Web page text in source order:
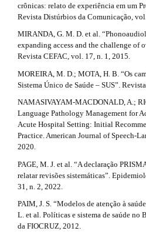
crônicas: relato de experiência em um
Revista Distúrbios da Comunicação,
MIRANDA, G. M. D. et al.
expanding access and the challenge of
Revista CEFAC, vol. 17, n. 1, 2015.
MOREIRA, M. D.; MOTA, H. B. “Os
Sistema Único de Saúde – SUS”.
NAMASIVAYAM-MACDONALD, A.;
Language Pathology Management for
Acute Hospital Setting: Initial
Practice. American Journal of Speech-
2020.
PAGE, M. J. et al. “A declaração
relatar revisões sistemáticas”.
31, n. 2, 2022.
PAIM, J. S. “Modelos de atenção à
L. et al. Políticas e sistema de saúde no
da FIOCRUZ, 2012.